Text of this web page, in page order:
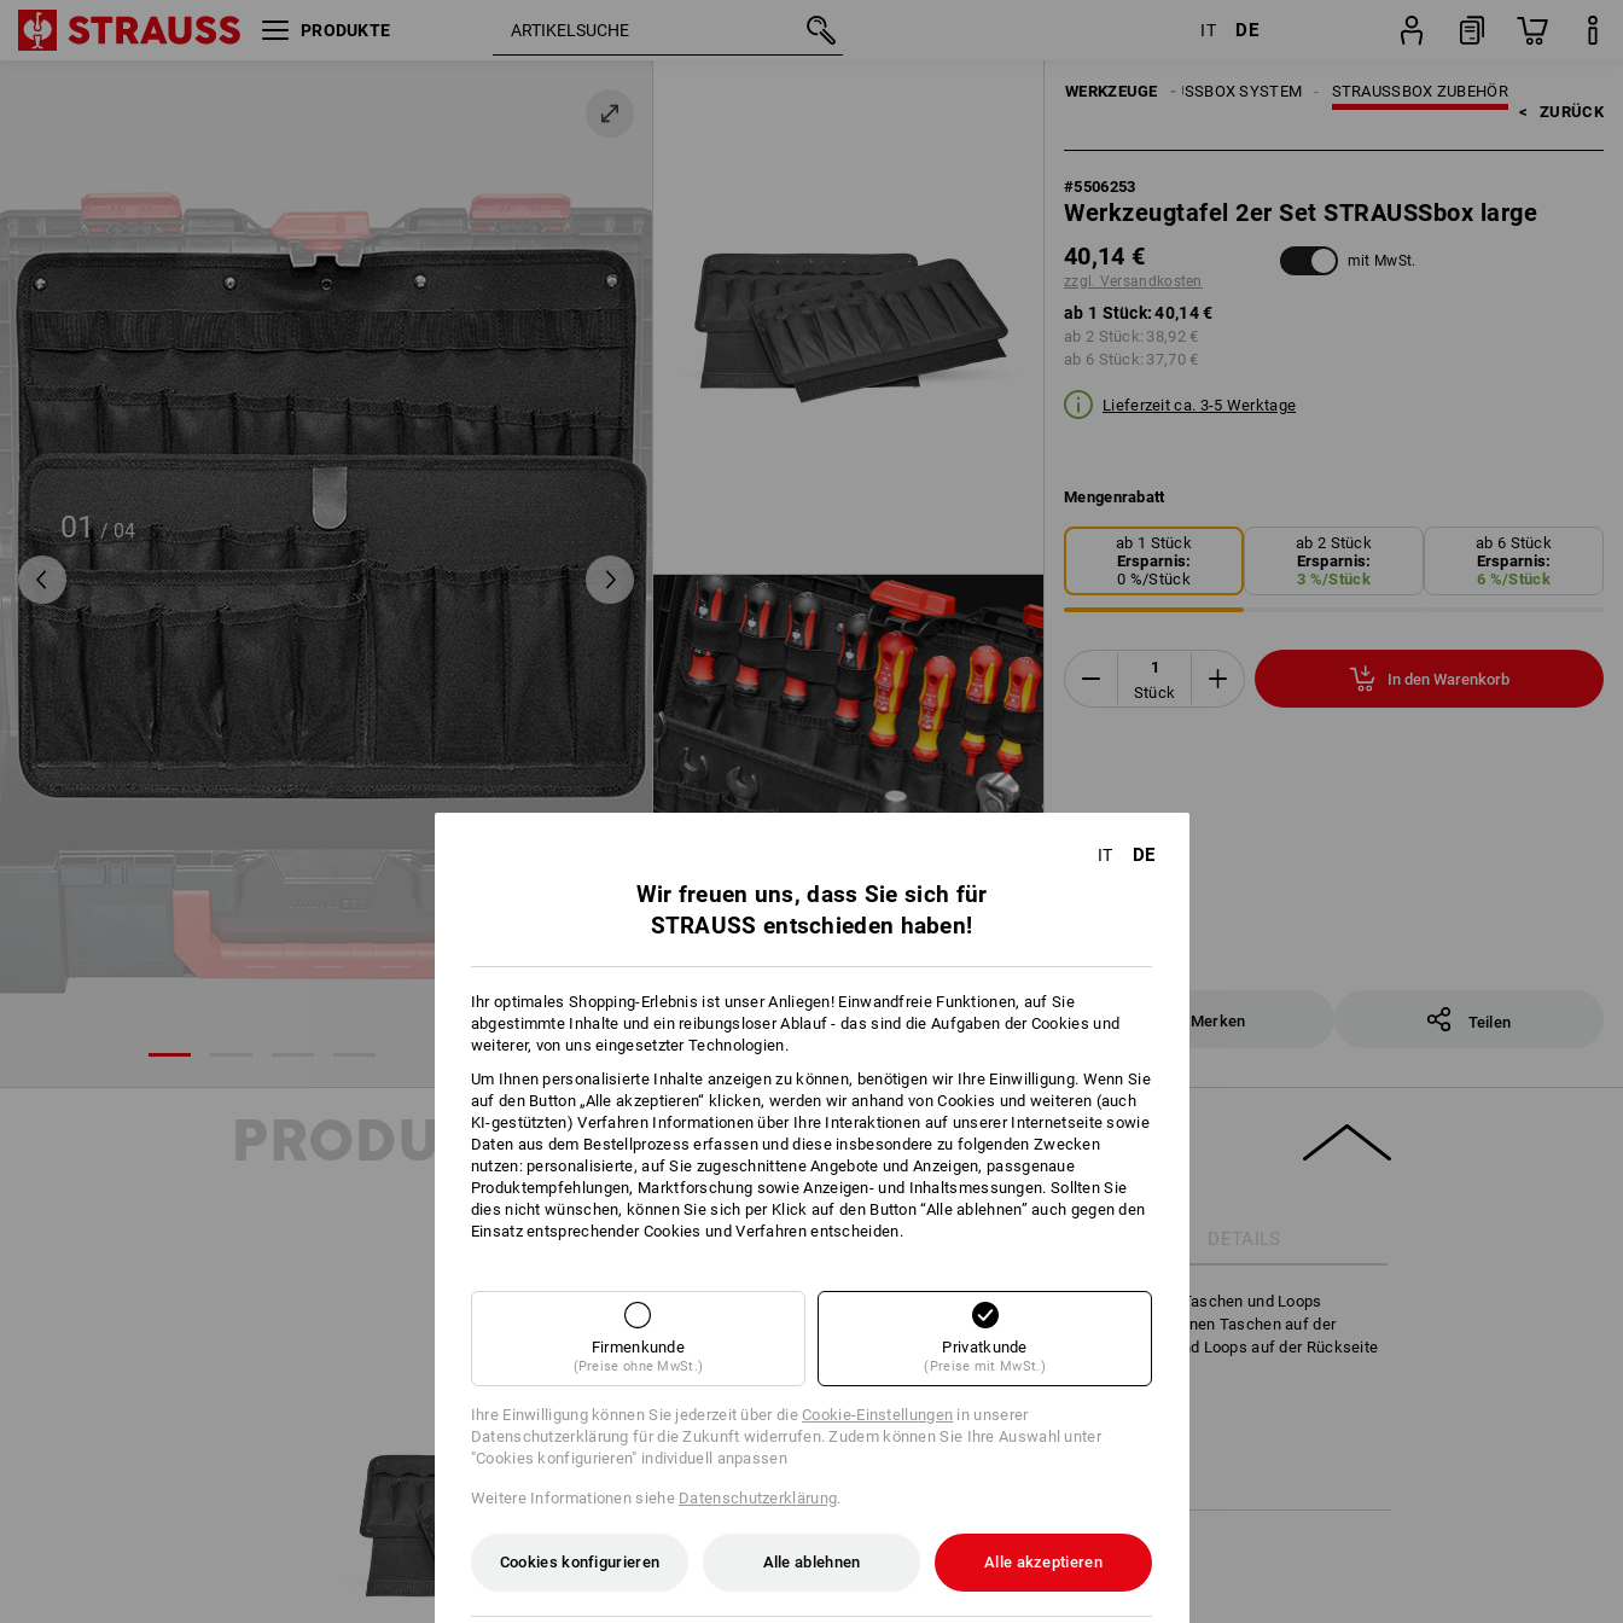
PRODUKTE IT DE
01 / 04
WERKZEUGE STRAUSSBOX ZUBEHÖR
STRAUSSBOX SYSTEM
HANDWERKZEUGE
< ZURÜCK
#5506253
Werkzeugtafel 2er Set STRAUSSbox large
40,14 €
zzgl. Versandkosten
mit MwSt.
ab 1 Stück: 40,14 €
ab 2 Stück: 38,92 €
ab 6 Stück: 37,70 €
Lieferzeit ca. 3-5 Werktage
Mengenrabatt
ab 1 Stück
Ersparnis:
0 %/Stück
ab 2 Stück
Ersparnis:
3 %/Stück
ab 6 Stück
Ersparnis:
6 %/Stück
Stück
In den Warenkorb
Merken Teilen
Werkzeugtafel 2er Set
40,14 €
mit MwSt.
PRODUKTINFO
BESCHREIBUNG DETAILS
Deckel-Werkzeugtafel mit 11 verschiedenen Taschen und Loops
abnehmbare Werkzeugtafel mit 15 verschiedenen Taschen auf der
Vorderseite und 10 verschiedenen Taschen und Loops auf der Rückseite
passend für:
STRAUSSbox 145 large
STRAUSSbox 165 large
IT DE
Wir freuen uns, dass Sie sich für
STRAUSS entschieden haben!
Ihr optimales Shopping-Erlebnis ist unser Anliegen! Einwandfreie Funktionen, auf Sie
abgestimmte Inhalte und ein reibungsloser Ablauf - das sind die Aufgaben der Cookies und
weiterer, von uns eingesetzter Technologien.
Um Ihnen personalisierte Inhalte anzeigen zu können, benötigen wir Ihre Einwilligung. Wenn Sie
auf den Button „Alle akzeptieren“ klicken, werden wir anhand von Cookies und weiteren (auch
KI-gestützten) Verfahren Informationen über Ihre Interaktionen auf unserer Internetseite sowie
Daten aus dem Bestellprozess erfassen und diese insbesondere zu folgenden Zwecken
nutzen: personalisierte, auf Sie zugeschnittene Angebote und Anzeigen, passgenaue
Produktempfehlungen, Marktforschung sowie Anzeigen- und Inhaltsmessungen. Sollten Sie
dies nicht wünschen, können Sie sich per Klick auf den Button “Alle ablehnen” auch gegen den
Einsatz entsprechender Cookies und Verfahren entscheiden.
Firmenkunde
(Preise ohne MwSt.)
Privatkunde
(Preise mit MwSt.)
Ihre Einwilligung können Sie jederzeit über dieCookie-Einstellungen in unserer
Datenschutzerklärung für die Zukunft widerrufen. Zudem können Sie Ihre Auswahl unter
"Cookies konfigurieren" individuell anpassen
Weitere Informationen siehe Datenschutzerklärung.
Cookies konfigurieren Alle ablehnen Alle akzeptieren